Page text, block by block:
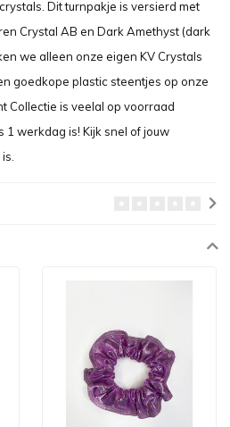
Dit turnpakje is versierd met
Crystal AB en Dark Amethyst (dark
we alleen onze eigen KV Crystals
goedkope plastic steentjes op onze
Collectie is veelal op voorraad
werkdag is! Kijk snel of jouw